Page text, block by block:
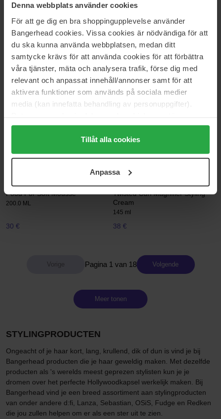
Denna webbplats använder cookies
För att ge dig en bra shoppingupplevelse använder
Bangerhead cookies. Vissa cookies är nödvändiga för att
du ska kunna använda webbplatsen, medan ditt
samtycke krävs för att använda cookies för att förbättra
våra tjänster, mäta och analysera trafik, förse dig med
relevant och anpassat innehåll/annonser samt för att
aktivera funktioner som används på sociala medier
media (kan innefatta behandling av personuppgifter).
Genom att trycka på "Tillåt alla cookies" accepterar du
alla cookies, medan du under "Detaljer" kan anpassa
användningen av cookies. Du kan när som helst återkalla
samt vår Integritetspolicy.
Tillåt alla cookies
Anpassa
150 ml
29 €
150 ml
33 €
Raise The Root Thicken & Lift
Spray
50 ml
16 €
Sebastian Professional
Craft Clay Texturizing & Flexible
Styling Clay
50 ml
31 € Niet op voorraad
37 € Niet op voorraad
200 ml
33 €
Matrix
Food For Soft Mousse
200.0 ML
30 €
Sebastian Professional
Twisted Curl Magnifier Styling
Cream
145 ml
38 €
Pagina 1 van 18 Volgende
Meer tonen
STYLINGPRODUCTEN
Ongeacht of je haar kort, lang, krullend, dik of dun is vind je bij
Bangerhead producten die je haar geweldig maken. Met dezelfde
producten als 's werelds meest geprezen stylisten kun je je
dromen over het perfecte Hollywoodkapsel werkelijk maken. Bij
Bangerhead vind je een breed assortiment aan stylingproducten
van onder andere d:fi, Lanza, Sebastian, OSiS, Fudge en Redken
die jou zullen helpen om er als een ster uit te zien.